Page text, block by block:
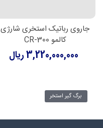
جاروی رباتیک استخری شارژی
کالمو CR-300
3,220,000,000 ریال
برگ گیر استخر